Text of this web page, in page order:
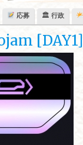
応募 🏛 行政
[DAY1]